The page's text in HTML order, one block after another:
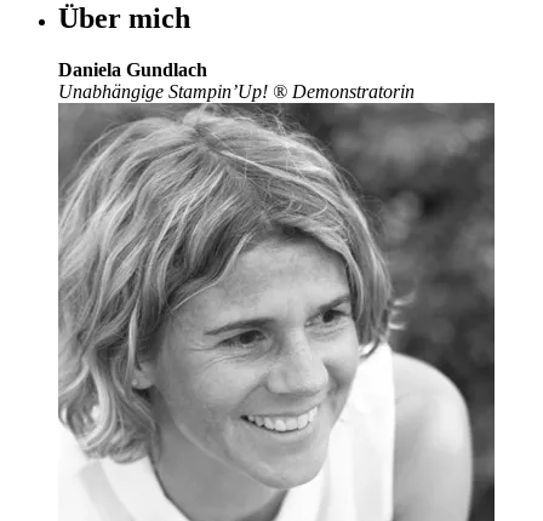
Über mich
Daniela Gundlach
Unabhängige Stampin’Up! ® Demonstratorin